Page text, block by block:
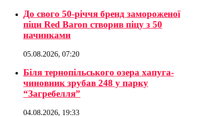
До свого 50-річчя бренд замороженої
піци Red Baron створив піцу з 50
начинками
05.08.2026, 07:20
Біля тернопільського озера хапуга-
чиновник зрубав 248 у парку
“Загребелля”
04.08.2026, 19:33